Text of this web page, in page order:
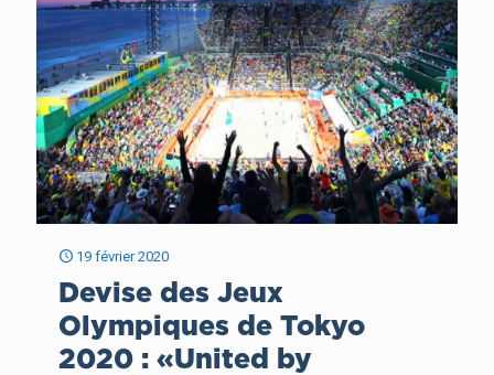
19 février 2020
Devise des Jeux
Olympiques de Tokyo
2020 : «United by